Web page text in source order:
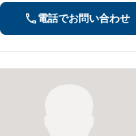
電話でお問い合わせ